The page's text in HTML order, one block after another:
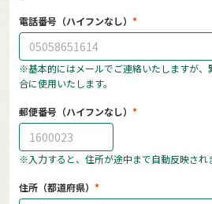
電話番号（ハイフンなし）
※基本的にはメールでご連絡いたしますが、
合に使用いたします。
郵便番号（ハイフンなし）
※入力すると、住所が途中まで自動反映され
住所（都道府県）